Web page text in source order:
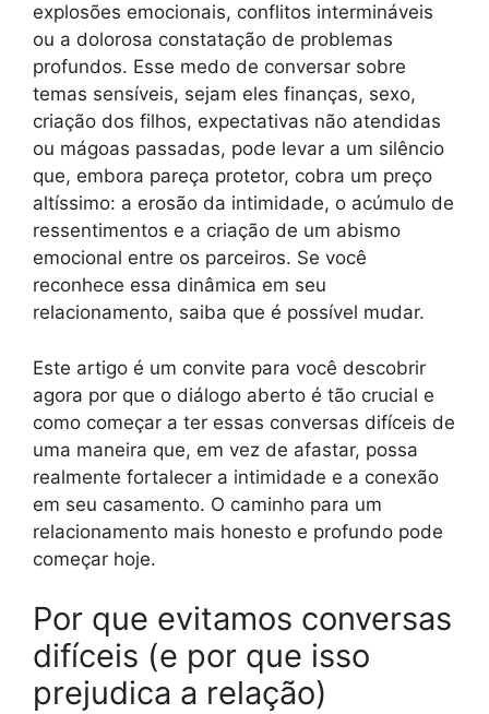
explosões emocionais, conflitos intermináveis
ou a dolorosa constatação de problemas
profundos. Esse medo de conversar sobre
temas sensíveis, sejam eles finanças, sexo,
criação dos filhos, expectativas não atendidas
ou mágoas passadas, pode levar a um silêncio
que, embora pareça protetor, cobra um preço
altíssimo: a erosão da intimidade, o acúmulo de
ressentimentos e a criação de um abismo
emocional entre os parceiros. Se você
reconhece essa dinâmica em seu
relacionamento, saiba que é possível mudar.
Este artigo é um convite para você descobrir
agora por que o diálogo aberto é tão crucial e
como começar a ter essas conversas difíceis de
uma maneira que, em vez de afastar, possa
realmente fortalecer a intimidade e a conexão
em seu casamento. O caminho para um
relacionamento mais honesto e profundo pode
começar hoje.
Por que evitamos conversas
difíceis (e por que isso
prejudica a relação)